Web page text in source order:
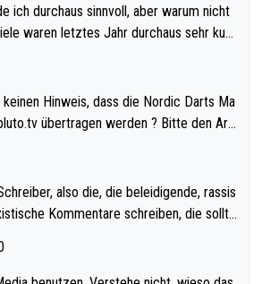
ich durchaus sinnvoll, aber warum nicht
Welt eh qualifi
automatische Qualifikation des Weltmei
spielen. Dies war bei Archie Self letzt
als amtierender Weltmeister durch
kaum, dass Mitchel sich das (in Ve
er doch eigentlich die PDC-WM als Zi
übertragen werden ? Bitte den Arti
also die, die beleidigende, rassis
Kommentare schreiben, die sollte
Nur eins wundert mich: Luke Little
derjenige, der über Social Media GvV p